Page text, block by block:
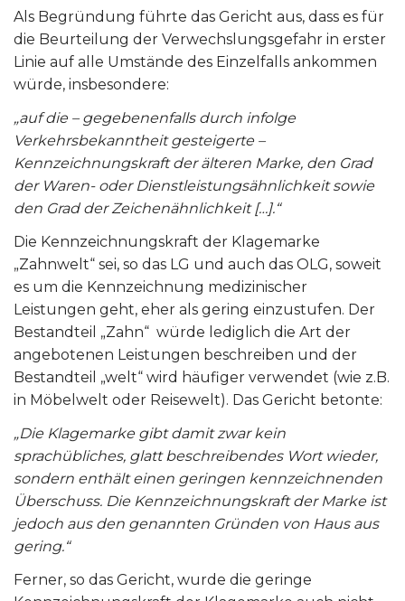
Als Begründung führte das Gericht aus, dass es für
die Beurteilung der Verwechslungsgefahr in erster
Linie auf alle Umstände des Einzelfalls ankommen
würde, insbesondere:
„auf die – gegebenenfalls durch infolge
Verkehrsbekanntheit gesteigerte –
Kennzeichnungskraft der älteren Marke, den Grad
der Waren- oder Dienstleistungsähnlichkeit sowie
den Grad der Zeichenähnlichkeit […].“
Die Kennzeichnungskraft der Klagemarke
„Zahnwelt“ sei, so das LG und auch das OLG, soweit
es um die Kennzeichnung medizinischer
Leistungen geht, eher als gering einzustufen. Der
Bestandteil „Zahn“ würde lediglich die Art der
angebotenen Leistungen beschreiben und der
Bestandteil „welt“ wird häufiger verwendet (wie z.B.
in Möbelwelt oder Reisewelt). Das Gericht betonte:
„Die Klagemarke gibt damit zwar kein
sprachübliches, glatt beschreibendes Wort wieder,
sondern enthält einen geringen kennzeichnenden
Überschuss. Die Kennzeichnungskraft der Marke ist
jedoch aus den genannten Gründen von Haus aus
gering.“
Ferner, so das Gericht, wurde die geringe